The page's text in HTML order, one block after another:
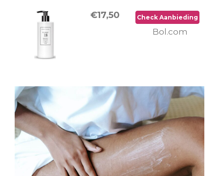
€17,50 Check Aanbieding
Bol.com